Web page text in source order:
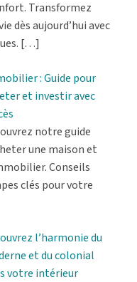
Transformez
dès aujourd’hui avec
[…]
: Guide pour
et investir avec
notre guide
une maison et
Conseils
clés pour votre
l’harmonie du
et du colonial
votre intérieur